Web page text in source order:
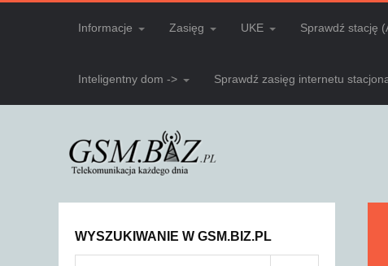
Informacje Zasięg UKE Sprawdź stację
Inteligentny dom -> Sprawdź zasięg internetu
WYSZUKIWANIE W GSM.BIZ.PL